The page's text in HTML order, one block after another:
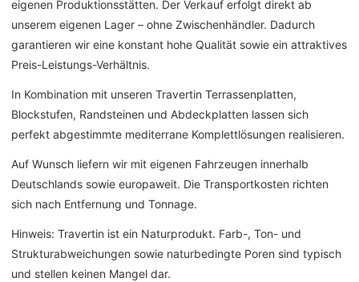
eigenen Produktionsstätten. Der Verkauf erfolgt direkt ab
unserem eigenen Lager – ohne Zwischenhändler. Dadurch
garantieren wir eine konstant hohe Qualität sowie ein attraktives
Preis-Leistungs-Verhältnis.
In Kombination mit unseren Travertin Terrassenplatten,
Blockstufen, Randsteinen und Abdeckplatten lassen sich
perfekt abgestimmte mediterrane Komplettlösungen realisieren.
Auf Wunsch liefern wir mit eigenen Fahrzeugen innerhalb
Deutschlands sowie europaweit. Die Transportkosten richten
sich nach Entfernung und Tonnage.
Hinweis: Travertin ist ein Naturprodukt. Farb-, Ton- und
Strukturabweichungen sowie naturbedingte Poren sind typisch
und stellen keinen Mangel dar.